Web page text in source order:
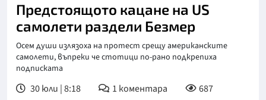
Предстоящото кацане на US
самолети раздели Безмер
Осем души излязоха на протест срещу американските
самолети, въпреки че стотици по-рано подкрепиха
подписката
30 юли | 8:18 1 коментара 687